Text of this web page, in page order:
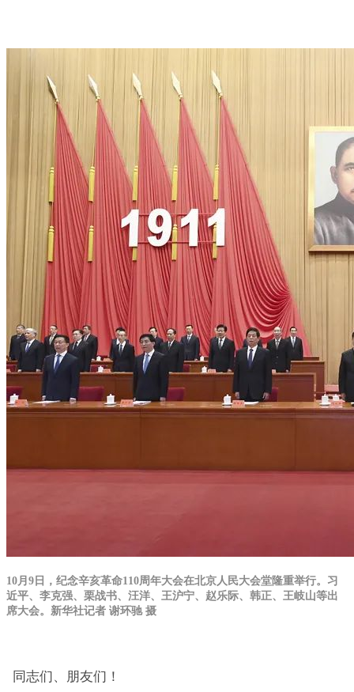
10月9日，纪念辛亥革命110周年大会在北京人民大会堂隆重举行。习
近平、李克强、栗战书、汪洋、王沪宁、赵乐际、韩正、王岐山等出
席大会。新华社记者 谢环驰 摄
同志们、朋友们！